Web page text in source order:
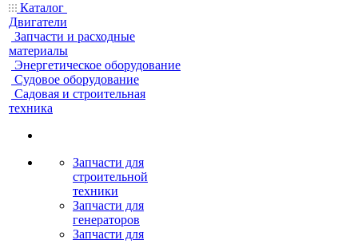
Каталог
Двигатели
Запчасти и расходные
материалы
Энергетическое оборудование
Судовое оборудование
Садовая и строительная
техника
Запчасти для
строительной
техники
Запчасти для
генераторов
Запчасти для